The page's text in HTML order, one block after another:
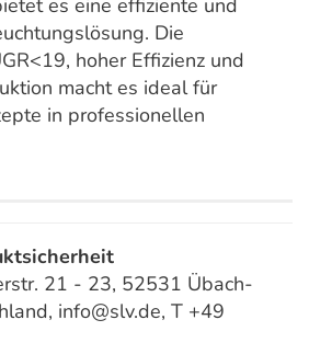
es eine effiziente und
Die
hoher Effizienz und
macht es ideal für
in professionellen
21 - 23, 52531 Übach-
info@slv.de, T +49